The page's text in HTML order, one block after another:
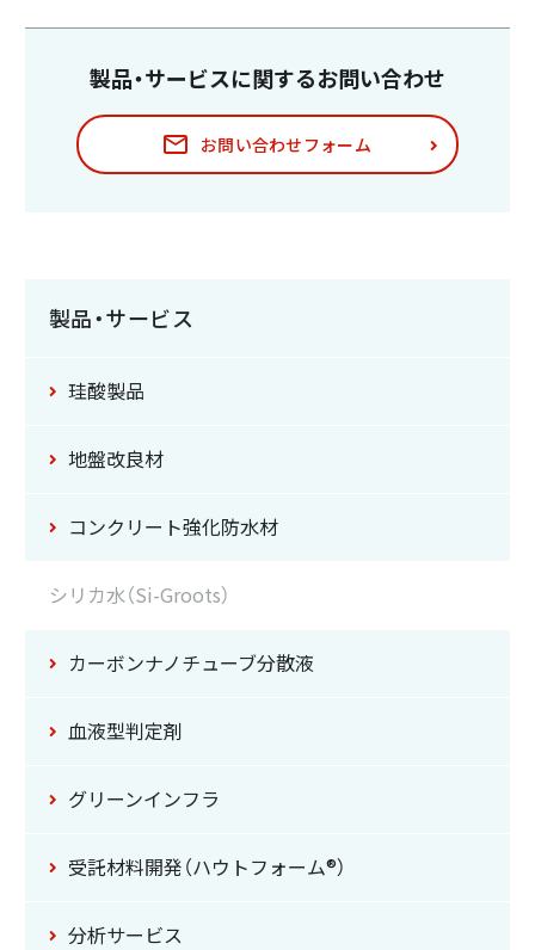
製品・サービスに関するお問い合わせ
お問い合わせフォーム
製品・サービス
珪酸製品
地盤改良材
コンクリート強化防水材
シリカ水（Si-Groots）
カーボンナノチューブ分散液
血液型判定剤
グリーンインフラ
受託材料開発（ハウトフォーム®）
分析サービス